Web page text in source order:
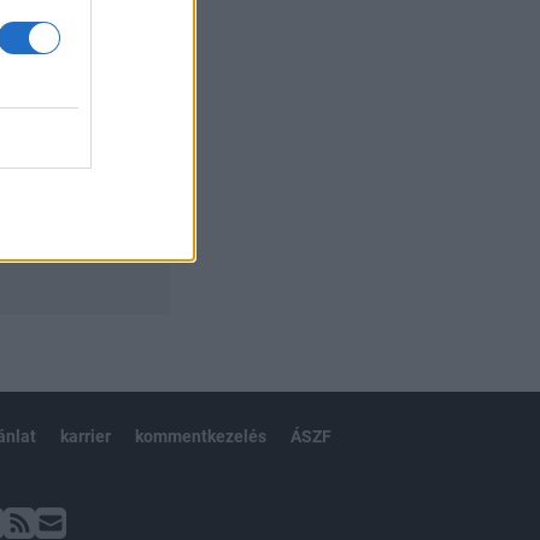
karrier kommentkezelés ÁSZF